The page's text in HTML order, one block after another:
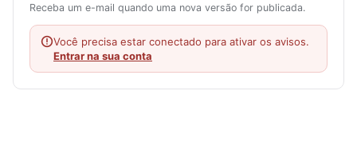
Receba um e-mail quando uma nova versão for publicada.
Você precisa estar conectado para ativar os avisos.
Entrar na sua conta